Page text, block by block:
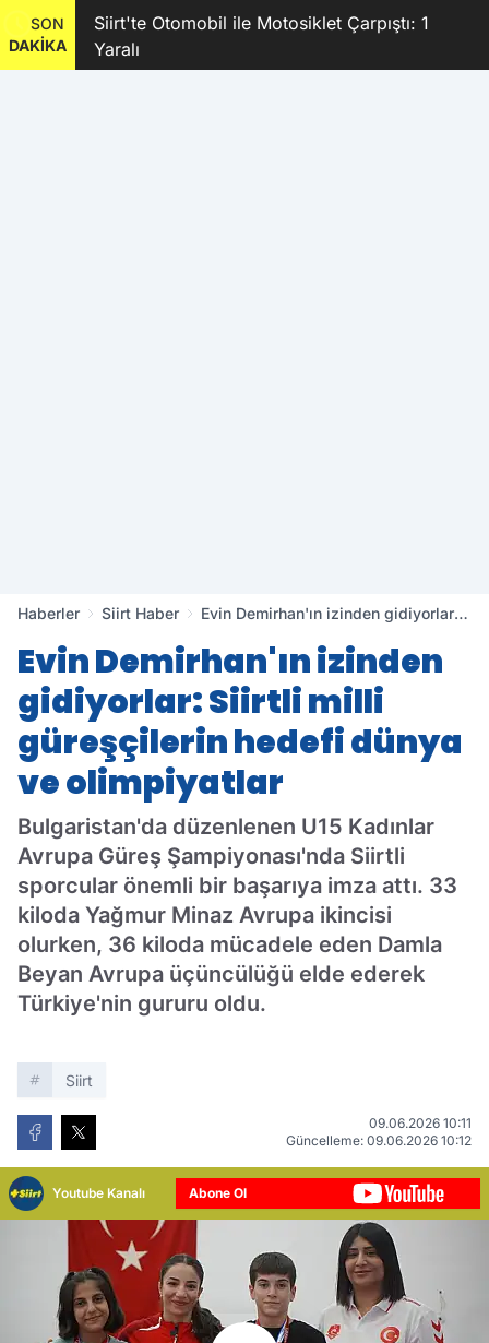
SON
DAKİKA
Siirt'te Otomobil ile Motosiklet Çarpıştı: 1
Yaralı
Haberler Siirt Haber
Evin Demirhan'ın izinden gidiyorlar:
ve olimpiyatlar
Evin Demirhan'ın izinden
gidiyorlar: Siirtli milli
güreşçilerin hedefi dünya
ve olimpiyatlar
Bulgaristan'da düzenlenen U15 Kadınlar
Avrupa Güreş Şampiyonası'nda Siirtli
sporcular önemli bir başarıya imza attı. 33
kiloda Yağmur Minaz Avrupa ikincisi
olurken, 36 kiloda mücadele eden Damla
Beyan Avrupa üçüncülüğü elde ederek
Türkiye'nin gururu oldu.
Siirt
09.06.2026 10:11
Güncelleme: 09.06.2026 10:12
Youtube Kanalı Abone Ol